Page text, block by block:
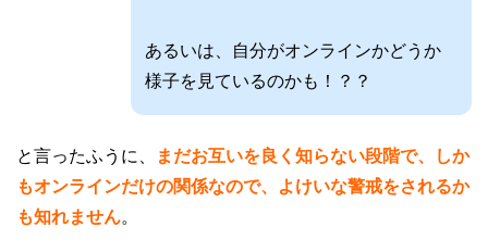
あるいは、自分がオンラインかどうか
様子を見ているのかも！？？
と言ったふうに、
まだお互いを良く知らない段階で、しか
もオンラインだけの関係なので、よけいな警戒をされるか
も知れません。